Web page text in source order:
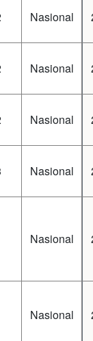
Nasional
Nasional
Nasional
Nasional
Nasional
Nasional